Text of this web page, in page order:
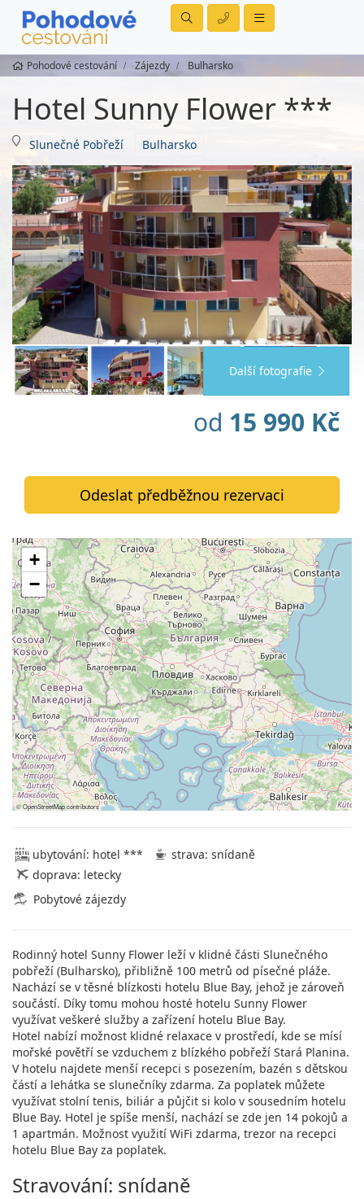
Pohodové cestování Zájezdy Bulharsko
Hotel Sunny Flower ***
Slunečné Pobřeží Bulharsko
Další fotografie
od 15 990 Kč
Odeslat předběžnou rezervaci
+
−
©OpenStreetMapcontributors
ubytování: hotel ***
strava: snídaně
doprava: letecky
Pobytové zájezdy
Rodinný hotel Sunny Flower leží v klidné části Slunečného
pobřeží (Bulharsko), přibližně 100 metrů od písečné pláže.
Nachází se v těsné blízkosti hotelu Blue Bay, jehož je zároveň
součástí. Díky tomu mohou hosté hotelu Sunny Flower
využívat veškeré služby a zařízení hotelu Blue Bay.
Hotel nabízí možnost klidné relaxace v prostředí, kde se mísí
mořské povětří se vzduchem z blízkého pobřeží Stará Planina.
V hotelu najdete menší recepci s posezením, bazén s dětskou
částí a lehátka se slunečníky zdarma. Za poplatek můžete
využívat stolní tenis, biliár a půjčit si kolo v sousedním hotelu
Blue Bay. Hotel je spíše menší, nachází se zde jen 14 pokojů a
1 apartmán. Možnost využití WiFi zdarma, trezor na recepci
hotelu Blue Bay za poplatek.
Stravování: snídaně